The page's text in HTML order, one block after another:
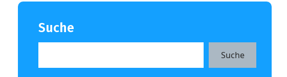
Suche
Suche